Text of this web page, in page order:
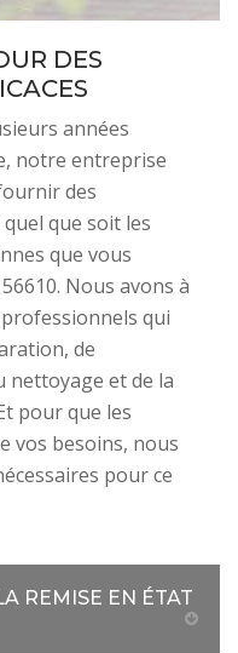
DES
années
notre entreprise
des
que soit les
que vous
Nous avons à
qui
de
nettoyage et de la
pour que les
vos besoins, nous
pour ce
REMISE EN ÉTAT